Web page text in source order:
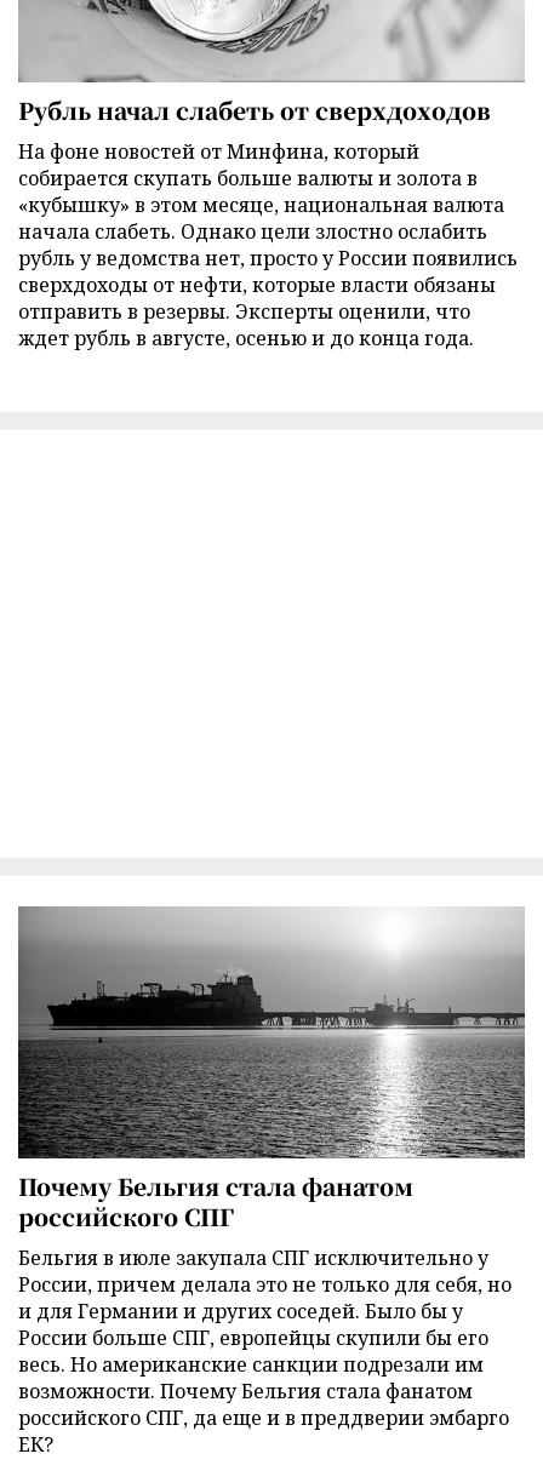
Рубль начал слабеть от сверхдоходов
На фоне новостей от Минфина, который
собирается скупать больше валюты и золота в
«кубышку» в этом месяце, национальная валюта
начала слабеть. Однако цели злостно ослабить
рубль у ведомства нет, просто у России появились
сверхдоходы от нефти, которые власти обязаны
отправить в резервы. Эксперты оценили, что
ждет рубль в августе, осенью и до конца года.
Почему Бельгия стала фанатом
российского СПГ
Бельгия в июле закупала СПГ исключительно у
России, причем делала это не только для себя, но
и для Германии и других соседей. Было бы у
России больше СПГ, европейцы скупили бы его
весь. Но американские санкции подрезали им
возможности. Почему Бельгия стала фанатом
российского СПГ, да еще и в преддверии эмбарго
ЕК?